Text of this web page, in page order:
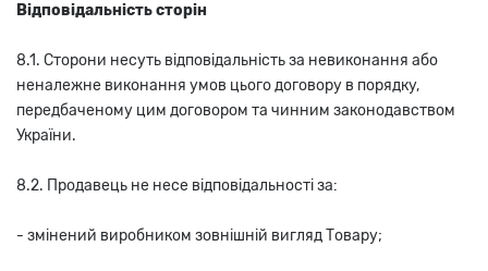
Відповідальність сторін
8.1. Сторони несуть відповідальність за невиконання або
неналежне виконання умов цього договору в порядку,
передбаченому цим договором та чинним законодавством
України.
8.2. Продавець не несе відповідальності за:
- змінений виробником зовнішній вигляд Товару;